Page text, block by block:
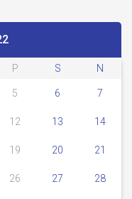
P S N
5 6 7
12 13 14
19 20 21
26 27 28